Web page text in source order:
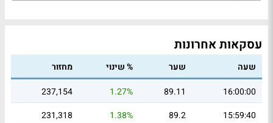
עסקאות אחרונות
שעה שער % שינוי
מחזור
16:00:00
89.11
1.27%
237,154
15:59:40
89.2
1.38%
231,318